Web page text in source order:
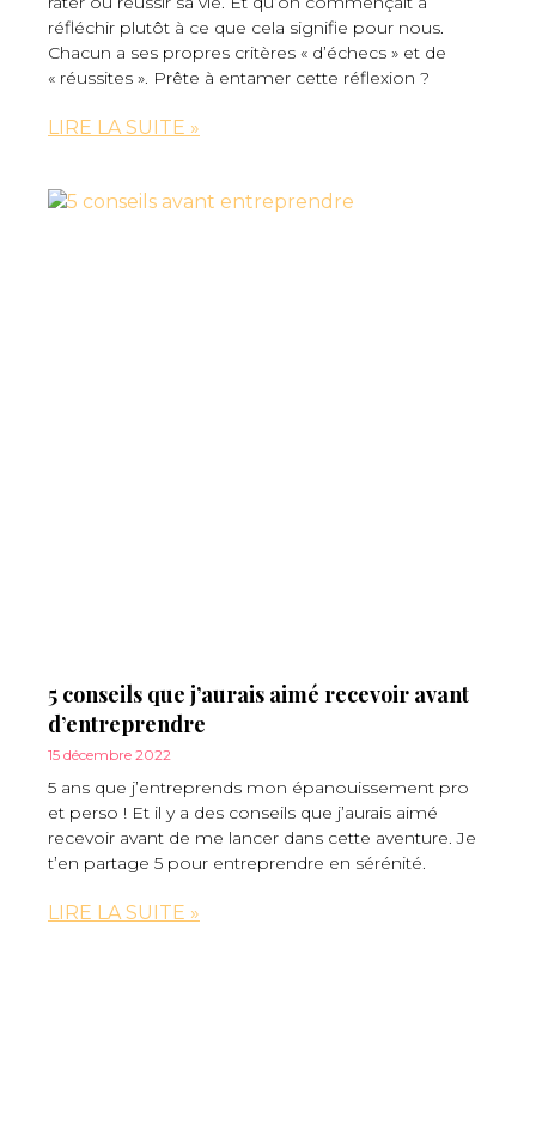
réfléchir plutôt à ce que cela signifie pour nous.
Chacun a ses propres critères « d’échecs » et de
« réussites ». Prête à entamer cette réflexion ?
LIRE LA SUITE »
5 conseils que j’aurais aimé recevoir avant
d’entreprendre
15 décembre 2022
5 ans que j’entreprends mon épanouissement pro
et perso ! Et il y a des conseils que j’aurais aimé
recevoir avant de me lancer dans cette aventure. Je
t’en partage 5 pour entreprendre en sérénité.
LIRE LA SUITE »